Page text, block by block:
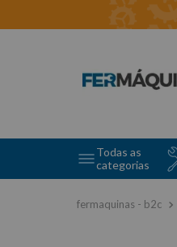
Todas as
categorias